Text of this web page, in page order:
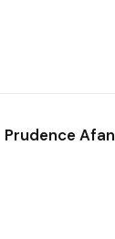
Prudence